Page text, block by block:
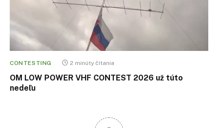
CONTESTING 2 minúty čítania
OM LOW POWER VHF CONTEST 2026 už túto
nedeľu